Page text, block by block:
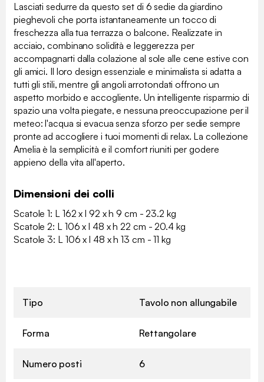
Lasciati sedurre da questo set di 6 sedie da giardino
pieghevoli che porta istantaneamente un tocco di
freschezza alla tua terrazza o balcone. Realizzate in
acciaio, combinano solidità e leggerezza per
accompagnarti dalla colazione al sole alle cene estive con
gli amici. Il loro design essenziale e minimalista si adatta a
tutti gli stili, mentre gli angoli arrotondati offrono un
aspetto morbido e accogliente. Un intelligente risparmio di
spazio una volta piegate, e nessuna preoccupazione per il
meteo: l'acqua si evacua senza sforzo per sedie sempre
pronte ad accogliere i tuoi momenti di relax. La collezione
Amelia è la semplicità e il comfort riuniti per godere
appieno della vita all'aperto.
Dimensioni dei colli
Scatole 1: L 162 x l 92 x h 9 cm - 23.2 kg
Scatole 2: L 106 x l 48 x h 22 cm - 20.4 kg
Scatole 3: L 106 x l 48 x h 13 cm - 11 kg
Tipo Tavolo non allungabile
Forma Rettangolare
Numero posti 6